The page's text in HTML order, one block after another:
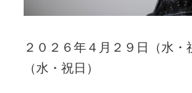
２０２６年４月２９日（水・
（水・祝日）